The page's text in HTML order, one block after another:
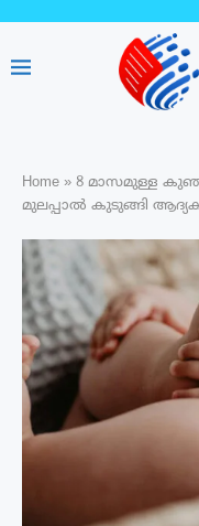
Home » 8 മാസമുള്ള
മുലപ്പാൽ കുടുങ്ങി